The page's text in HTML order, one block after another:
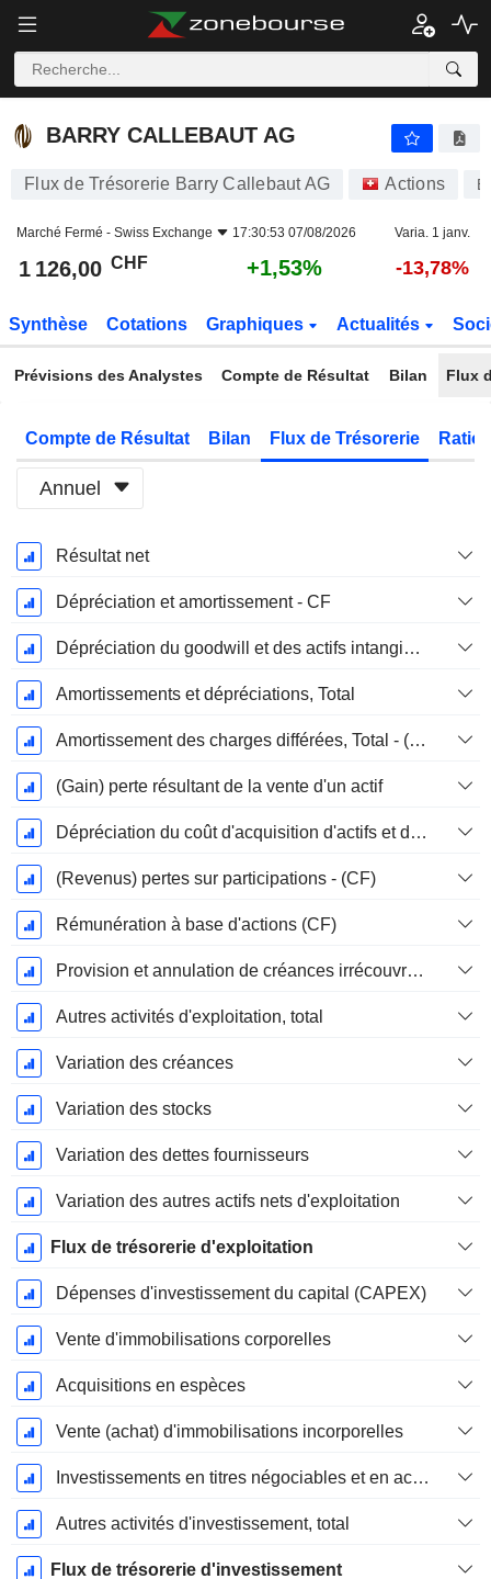
BARRY CALLEBAUT AG
BARRY CALLEBAUT AG
Flux de Trésorerie Barry Callebaut AG Actions
Marché Fermé - Swiss Exchange 17:30:53 07/08/2026 Varia. 1 janv.
1 126,00 CHF +1,53% -13,78%
Synthèse Cotations Graphiques Actualités
Prévisions des Analystes Compte de Résultat Bilan Flux
Compte de Résultat Bilan Flux de Trésorerie
Annuel
Période
Fiscale:
Août
Résultat net
Dépréciation et amortissement - CF
Dépréciation du goodwill et des actifs intangibles
Amortissements et dépréciations, Total
Amortissement des charges différées, Total - (CF)
(Gain) perte résultant de la vente d'un actif
Dépréciation du coût d'acquisition d'actifs et dépenses de restructuration
(Revenus) pertes sur participations - (CF)
Rémunération à base d'actions (CF)
Provision et annulation de créances irrécouvrables
Autres activités d'exploitation, total
Variation des créances
Variation des stocks
Variation des dettes fournisseurs
Variation des autres actifs nets d'exploitation
Flux de trésorerie d'exploitation
Dépenses d'investissement du capital (CAPEX)
Vente d'immobilisations corporelles
Acquisitions en espèces
Vente (achat) d'immobilisations incorporelles
Investissements en titres négociables et en actions, total
Autres activités d'investissement, total
Flux de trésorerie d'investissement